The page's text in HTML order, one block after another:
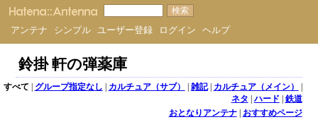
アンテナ シンプル ユーザー登録 ログイン ヘルプ
鈴掛 軒の弾薬庫
すべて | グループ指定なし | カルチュア（サブ） | 雑記| カルチュア（メイン）
|
ネタ |ハード | 鉄道
おとなりアンテナ| おすすめページ